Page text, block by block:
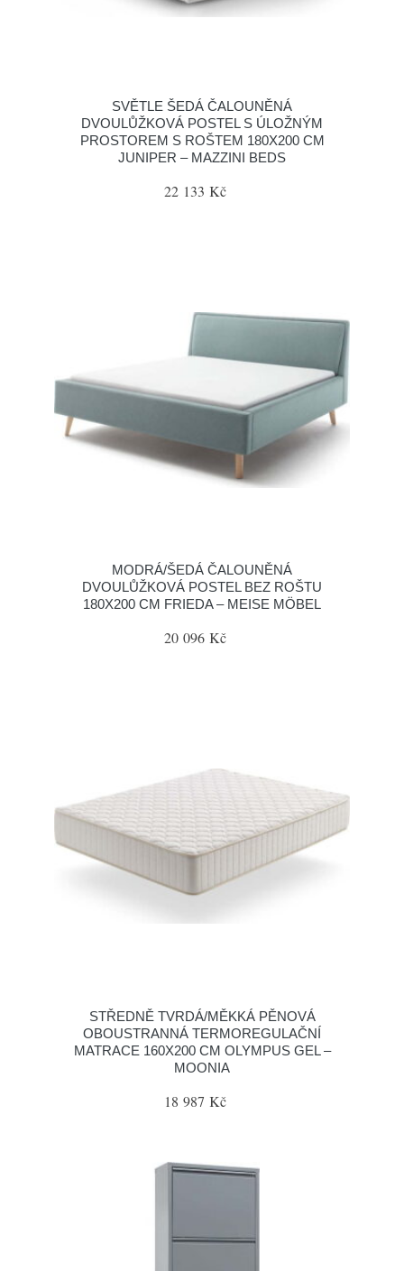
SVĚTLE ŠEDÁ ČALOUNĚNÁ
DVOULŮŽKOVÁ POSTEL S ÚLOŽNÝM
PROSTOREM S ROŠTEM 180X200 CM
JUNIPER – MAZZINI BEDS
22 133 Kč
MODRÁ/ŠEDÁ ČALOUNĚNÁ
DVOULŮŽKOVÁ POSTEL BEZ ROŠTU
180X200 CM FRIEDA – MEISE MÖBEL
20 096 Kč
STŘEDNĚ TVRDÁ/MĚKKÁ PĚNOVÁ
OBOUSTRANNÁ TERMOREGULAČNÍ
MATRACE 160X200 CM OLYMPUS GEL –
MOONIA
18 987 Kč